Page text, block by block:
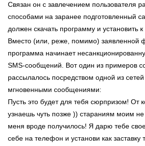
Связан он с завлечением пользователя
способами на заранее подготовленный
должен скачать программу и установить
Вместо (или, реже, помимо) заявленной
программа начинает
SMS-сообщений. Вот один из примеров
рассылалось посредством одной из
мгновенными сообщениями:
Пусть это будет для тебя сюрпризом! От
узнаешь чуть позже )) стараниям моим
меня вроде получилось! Я дарю тебе
себе на телефон и установи как заставку